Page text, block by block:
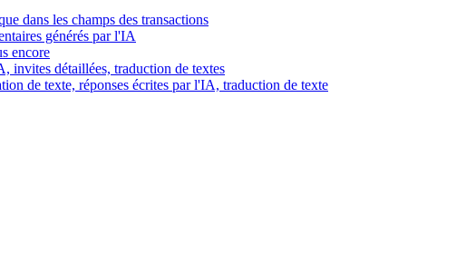
dans les champs des transactions
générés par l'IA
encore
invites détaillées, traduction de textes
de texte, réponses écrites par l'IA, traduction de texte